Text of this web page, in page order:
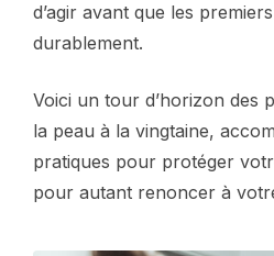
d’agir avant que les
durablement.
Voici un tour d’horizon des
la peau à la vingtaine,
pratiques pour protéger
pour autant renoncer à